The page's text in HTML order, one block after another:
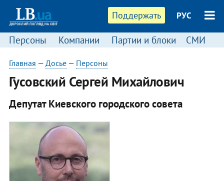
Поддержать РУС
Персоны Компании Партии и блоки СМИ
Главная — Досье— Персоны
Гусовский Сергей Михайлович
Депутат Киевского городского совета